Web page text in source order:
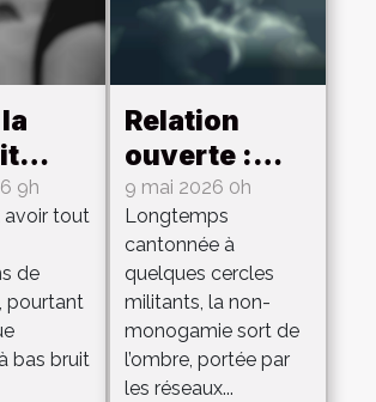
9h
avoir tout
de
pourtant
bas bruit
Relation
ouverte :
récit d’un
premier pas
vers le
polyamour
9 mai 2026 0h
Longtemps
cantonnée à
quelques cercles
militants, la non-
monogamie sort de
l’ombre, portée par
les réseaux...